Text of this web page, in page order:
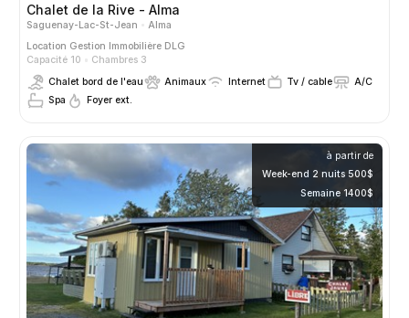
Chalet de la Rive - Alma
Saguenay-Lac-St-Jean
Alma
Location Gestion Immobilière DLG
Capacité 10
Chambres 3
Chalet bord de l'eau
Animaux Internet Tv / cable
A/C
Spa
Foyer ext.
à partir de
Week-end 2 nuits 500$
Semaine 1400$